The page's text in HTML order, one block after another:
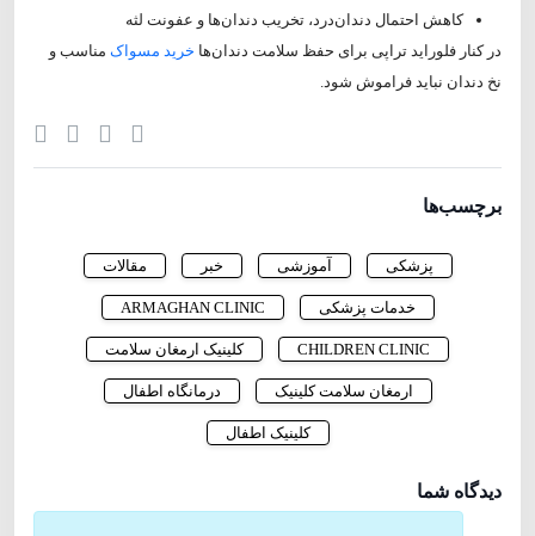
کاهش احتمال دندان‌درد، تخریب دندان‌ها و عفونت لثه
در کنار فلوراید تراپی برای حفظ سلامت دندان‌ها خرید مسواک مناسب و
نخ دندان نباید فراموش شود.
برچسب‌ها
پزشکی آموزشی خبر مقالات
خدمات پزشکی ARMAGHAN CLINIC
CHILDREN CLINIC کلینیک ارمغان سلامت
ارمغان سلامت کلینیک درمانگاه اطفال
کلینیک اطفال
دیدگاه شما